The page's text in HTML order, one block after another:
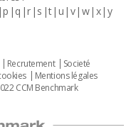
p q r s t u v w x y
Recrutement
Societé
Mentions légales
CCM Benchmark